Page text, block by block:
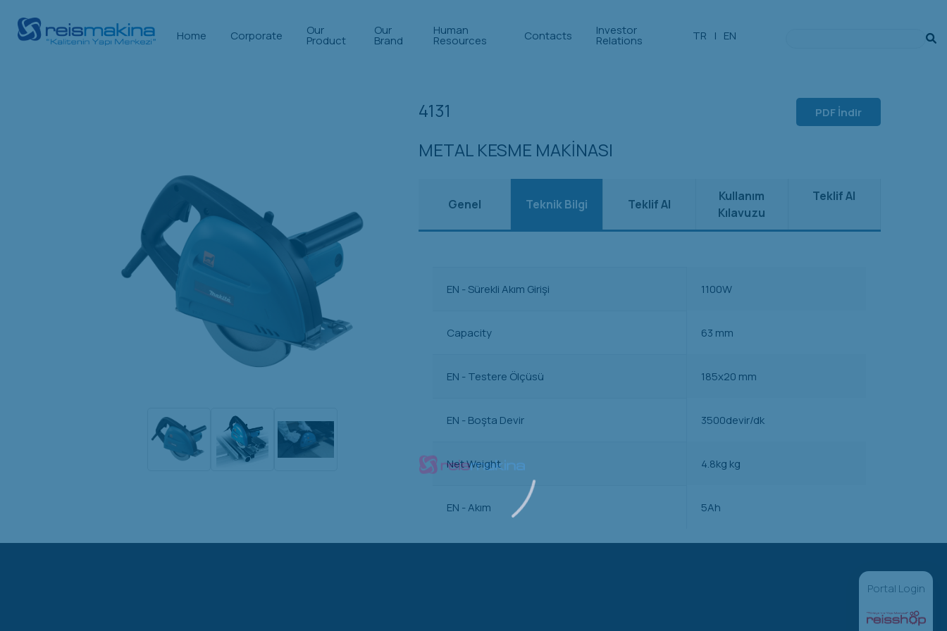
Home Corporate Our
Product
Our
Brand
Human
Resources Contacts Investor
Relations TR | EN
Anasayfa
4131
METAL KESME MAKİNASI
PDF İndir
Genel Teknik Bilgi Teklif Al
Kullanım
Kılavuzu
Teklif Al
EN - Sürekli Akım Girişi 1100W
Capacity 63 mm
EN - Testere Ölçüsü 185x20 mm
EN - Boşta Devir 3500devir/dk
Net Weight 4.8kg kg
EN - Akım 5Ah
Portal Login